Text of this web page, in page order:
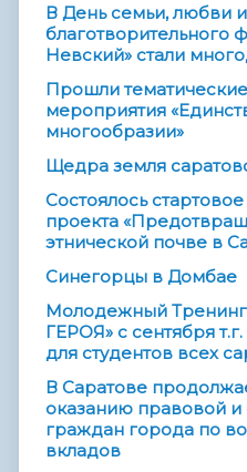
В День семьи, любви
благотворительного
Невский» стали
Прошли
мероприятия
многообразии»
Щедра земля
Состоялось
проекта
этнической почве в
Синегорцы в Домбае
Молодежный
ГЕРОЯ» с сентября
для студентов всех
В Саратове
оказанию правовой
граждан города по
вкладов